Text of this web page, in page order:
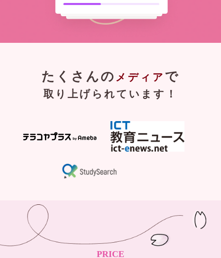
たくさんの メディア で
取り上げられています！
PRICE